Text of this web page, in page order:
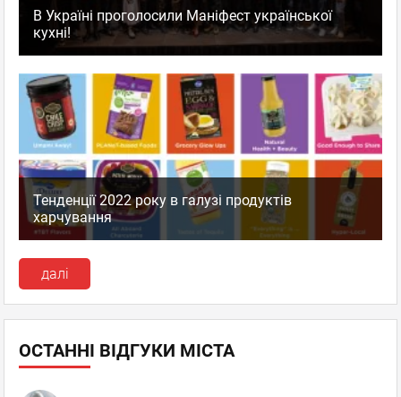
В Україні проголосили Маніфест української
кухні!
Тенденції 2022 року в галузі продуктів
харчування
далі
ОСТАННІ ВІДГУКИ МІСТА